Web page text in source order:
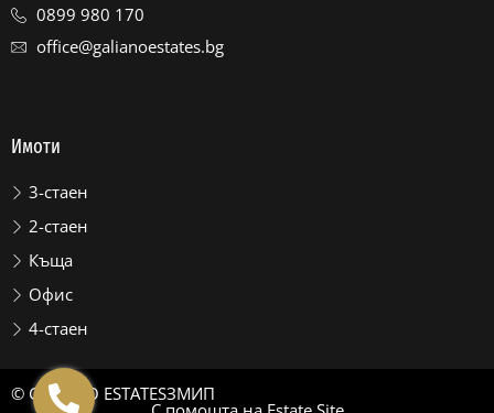
0899 980 170
office@galianoestates.bg
Имоти
3-стаен
2-стаен
Къща
Офис
4-стаен
© GALIANO ESTATESЗМИП